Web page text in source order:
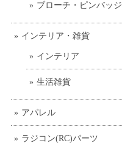
ブローチ・ピンバッジ
インテリア・雑貨
インテリア
生活雑貨
アパレル
ラジコン(RC)パーツ